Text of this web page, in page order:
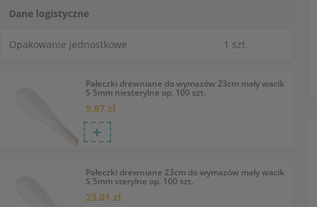
Pałeczki drewniane do wymazów 23cm mały wacik
S 5mm niesterylne op. 100 szt.
9.87 zł
Pałeczki drewniane 23cm do wymazów mały wacik
S 5mm sterylne op. 100 szt.
23.01 zł
Dane logistyczne
Opakowanie jednostkowe 1 szt.